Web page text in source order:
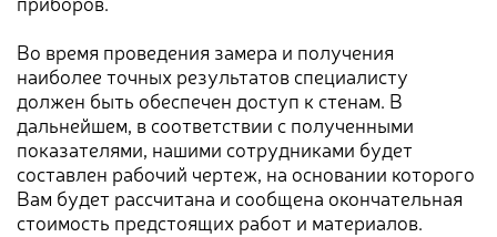
Во время проведения замера и получения
наиболее точных результатов специалисту
должен быть обеспечен доступ к стенам. В
дальнейшем, в соответствии с полученными
показателями, нашими сотрудниками будет
составлен рабочий чертеж, на основании которого
Вам будет рассчитана и сообщена окончательная
стоимость предстоящих работ и материалов.